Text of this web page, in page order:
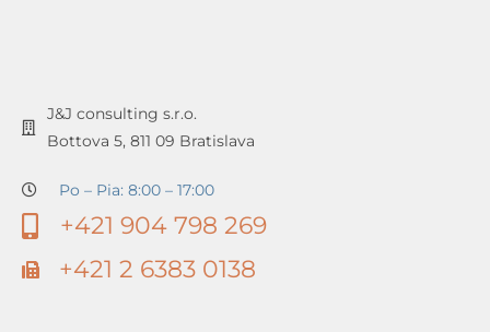
J&J consulting s.r.o.
Bottova 5, 811 09 Bratislava
Po – Pia: 8:00 – 17:00
+421 904 798 269
+421 2 6383 0138